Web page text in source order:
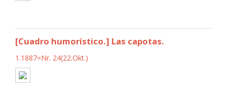
[Cuadro humorístico.] Las capotas.
1.1887=Nr. 24(22.Okt.)